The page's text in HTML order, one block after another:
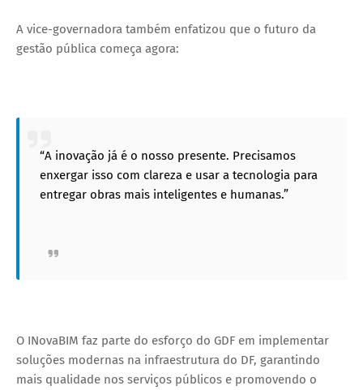
A vice-governadora também enfatizou que o futuro da
gestão pública começa agora:
“A inovação já é o nosso presente. Precisamos
enxergar isso com clareza e usar a tecnologia para
entregar obras mais inteligentes e humanas.”
O INovaBIM faz parte do esforço do GDF em implementar
soluções modernas na infraestrutura do DF, garantindo
mais qualidade nos serviços públicos e promovendo o